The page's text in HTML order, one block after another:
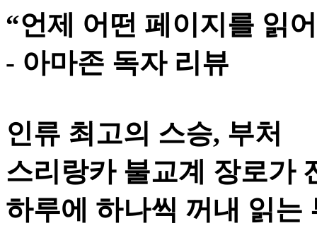
“언제 어떤 페이지를 읽
- 아마존 독자 리뷰
인류 최고의 스승, 부처
스리랑카 불교계 장로가
하루에 하나씩 꺼내 읽는